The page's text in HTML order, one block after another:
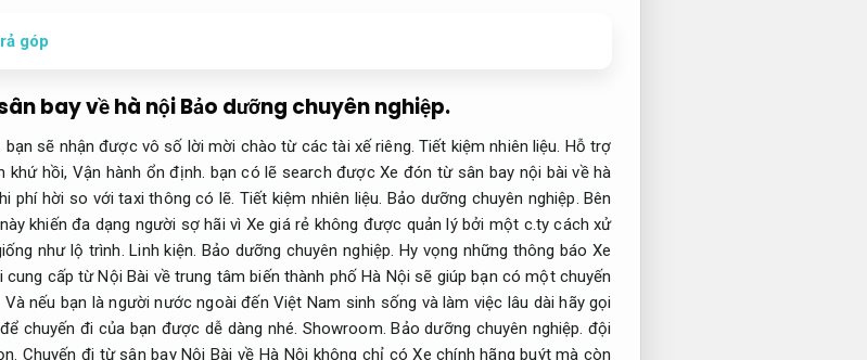
góp
bay về hà nộiBảo dưỡng chuyên nghiệp.
bạn sẽ nhận được vô số lời mời chào từ các tài xế riêng.Tiết kiệm nhiên liệu. Hỗ trợ
khứ hồi, Vận hành ổn định. bạn có lẽ search được Xe đón từ sân bay nội bài về hà
phí hời so với taxi thông có lẽ. Tiết kiệm nhiên liệu. Bảo dưỡng chuyên nghiệp. Bên
khiến đa dạng người sợ hãi vì Xe giá rẻ không được quản lý bởi một c.ty cách xử
như lộ trình.Linh kiện. Bảo dưỡng chuyên nghiệp. Hy vọng những thông báo Xe
cấp từ Nội Bài về trung tâm biến thành phố Hà Nội sẽ giúp bạn có một chuyến
Và nếu bạn là người nước ngoài đến Việt Nam sinh sống và làm việc lâu dài hãy gọi
chuyến đi của bạn được dễ dàng nhé. Showroom. Bảo dưỡng chuyên nghiệp. đội
Chuyến đi từ sân bay Nội Bài về Hà Nội không chỉ có Xe chính hãng buýt mà còn